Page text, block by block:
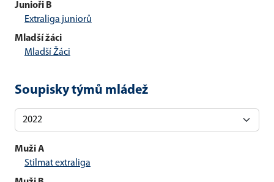
Junioři B
Extraliga juniorů
Mladší žáci
Mladší Žáci
Soupisky týmů mládež
Muži A
Stilmat extraliga